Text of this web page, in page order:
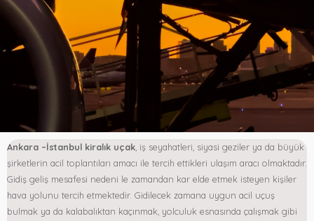
Ankara –İstanbul kiralık uçak , iş seyahatleri, siyasi geziler ya da büyük
şirketlerin acil toplantıları amacı ile tercih ettikleri ulaşım aracı olmaktadır.
Gidiş geliş mesafesi nedeni le zamandan kar elde etmek isteyen kişiler
hava yolunu tercih etmektedir. Gidilecek zamana uygun acil uçuş
bulmak ya da kalabalıktan kaçınmak, yolculuk esnasında çalışmak gibi